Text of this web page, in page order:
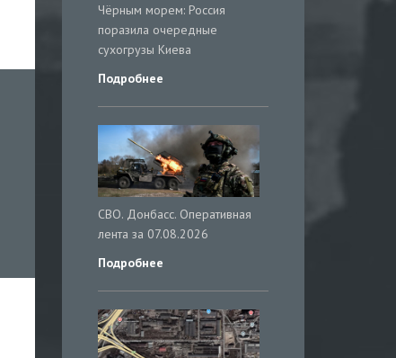
Чёрным морем: Россия
поразила очередные
сухогрузы Киева
Подробнее
СВО. Донбасс. Оперативная
лента за 07.08.2026
Подробнее